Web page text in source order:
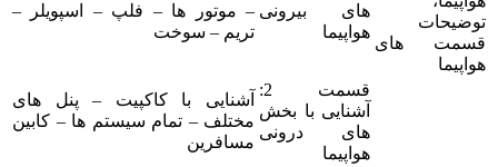
توضیحات
قسمت های
هواپیما
های بیرونی
هواپیما
– موتور ها – فلپ – اسپویلر –
تریم – سوخت
قسمت 2:
آشنایی با بخش
های درونی
هواپیما
آشنایی با کاکپیت – پنل های
مختلف – تمام سیستم ها – کابین
مسافرین